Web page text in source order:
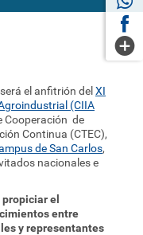
el anfitrión del XI
(CIIA
Cooperación de
Continua (CTEC),
de San Carlos,
nacionales e
el
entre
y representantes